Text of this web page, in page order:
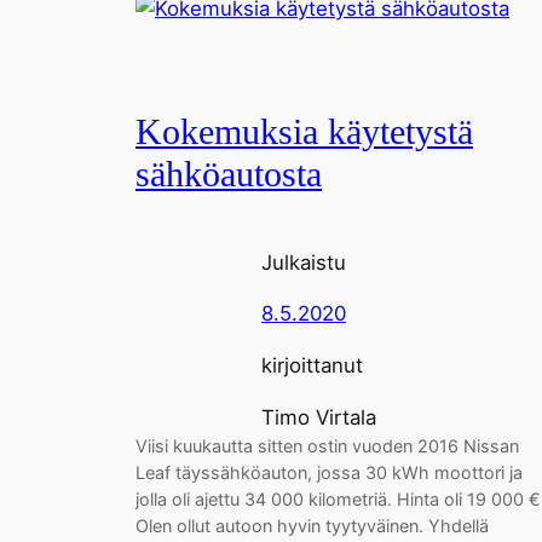
Kokemuksia käytetystä
sähköautosta
Julkaistu
8.5.2020
kirjoittanut
Timo Virtala
Viisi kuukautta sitten ostin vuoden 2016 Nissan
Leaf täyssähköauton, jossa 30 kWh moottori ja
jolla oli ajettu 34 000 kilometriä. Hinta oli 19 000
Olen ollut autoon hyvin tyytyväinen. Yhdellä